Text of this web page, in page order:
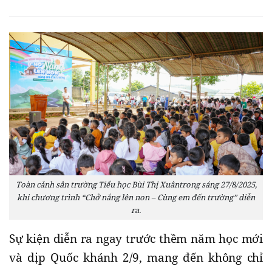
Toàn cảnh sân trường Tiểu học Bùi Thị Xuântrong sáng 27/8/2025,
khi chương trình “Chở nắng lên non – Cùng em đến trường” diễn
ra.
Sự kiện diễn ra ngay trước thềm năm học mới
và dịp Quốc khánh 2/9, mang đến không chỉ